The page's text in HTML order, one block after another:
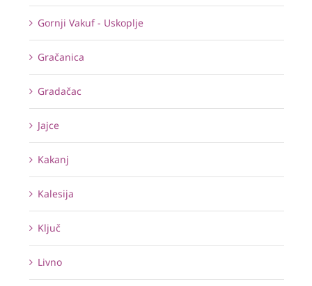
Gornji Vakuf - Uskoplje
Gračanica
Gradačac
Jajce
Kakanj
Kalesija
Ključ
Livno